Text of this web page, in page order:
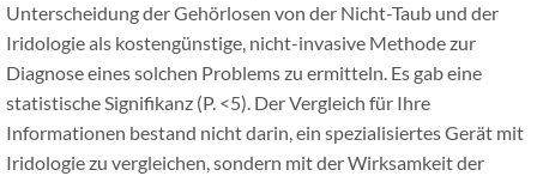
Unterscheidung der Gehörlosen von der Nicht-Taub und der
Iridologie als kostengünstige, nicht-invasive Methode zur
Diagnose eines solchen Problems zu ermitteln. Es gab eine
statistische Signifikanz (P. <5). Der Vergleich für Ihre
Informationen bestand nicht darin, ein spezialisiertes Gerät mit
Iridologie zu vergleichen, sondern mit der Wirksamkeit der